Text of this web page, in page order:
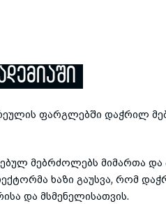
ფარგლებში დაჭრილ
მებრძოლებს მიმართა და
ხაზი გაუსვა, რომ
და მსმენელისათვის.